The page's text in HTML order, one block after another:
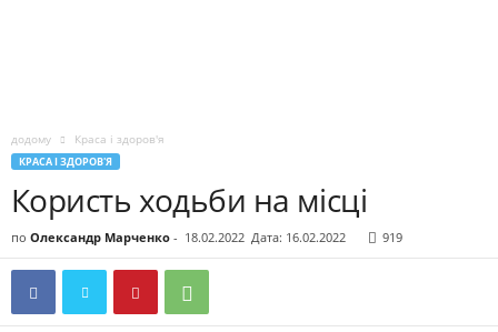
додому Краса і здоров'я
КРАСА І ЗДОРОВ'Я
Користь ходьби на місці
по Олександр Марченко - 18.02.2022 Дата: 16.02.2022 919